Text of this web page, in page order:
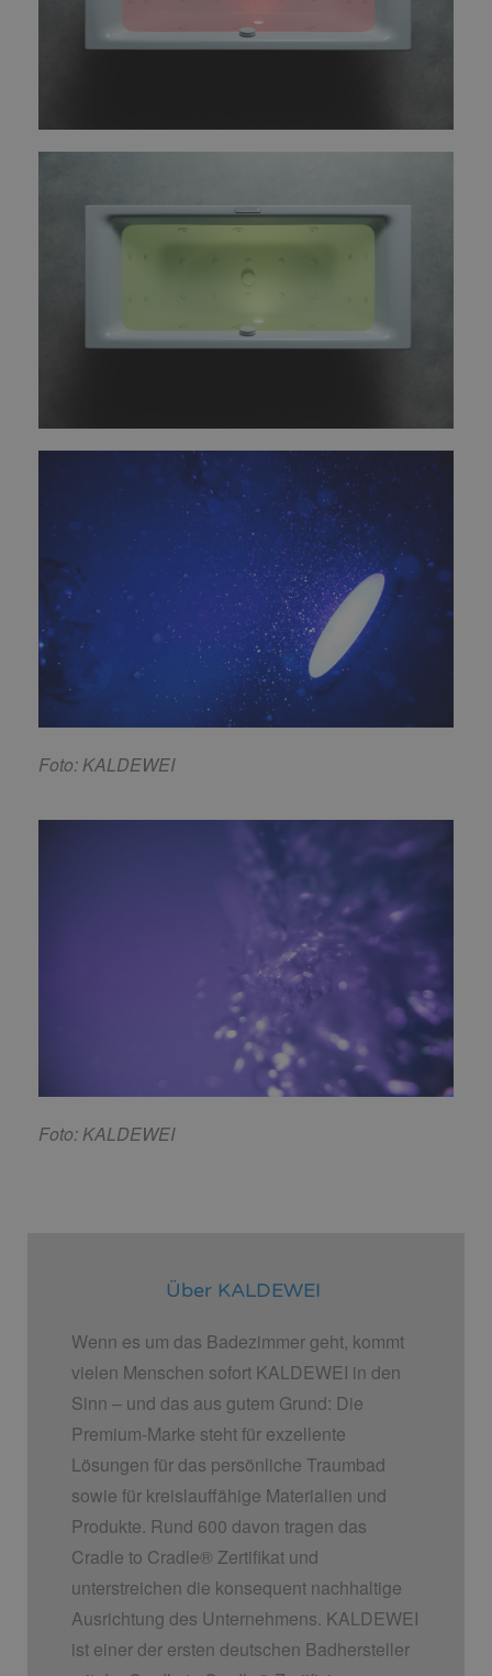
Foto: KALDEWEI
Foto: KALDEWEI
Über KALDEWEI
Wenn es um das Badezimmer geht, kommt
vielen Menschen sofort KALDEWEI in den
Sinn – und das aus gutem Grund: Die
Premium-Marke steht für exzellente
Lösungen für das persönliche Traumbad
sowie für kreislauffähige Materialien und
Produkte. Rund 600 davon tragen das
Cradle to Cradle® Zertifikat und
unterstreichen die konsequent nachhaltige
Ausrichtung des Unternehmens. KALDEWEI
ist einer der ersten deutschen Badhersteller